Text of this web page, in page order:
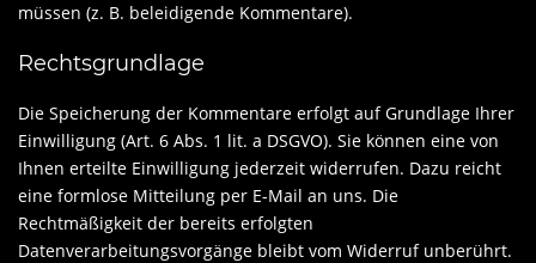
müssen (z. B. beleidigende Kommentare).
Rechtsgrundlage
Die Speicherung der Kommentare erfolgt auf Grundlage Ihrer
Einwilligung (Art. 6 Abs. 1 lit. a DSGVO). Sie können eine von
Ihnen erteilte Einwilligung jederzeit widerrufen. Dazu reicht
eine formlose Mitteilung per E-Mail an uns. Die
Rechtmäßigkeit der bereits erfolgten
Datenverarbeitungsvorgänge bleibt vom Widerruf unberührt.